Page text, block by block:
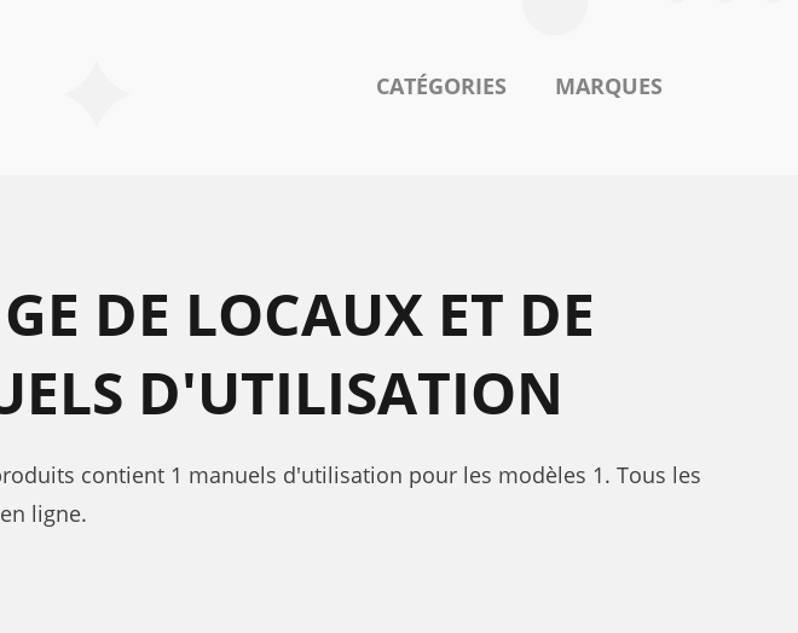
CATÉGORIES MARQUES
DE LOCAUX ET DE
D'UTILISATION
contient 1 manuels d'utilisation pour les modèles 1. Tous les
ligne.